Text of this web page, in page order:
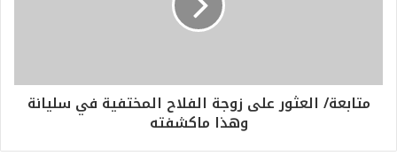
متابعة/ العثور على زوجة الفلاح المختفية في سليانة
وهذا ماكشفته